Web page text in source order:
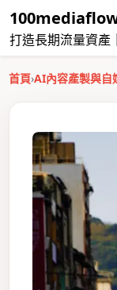
打造長期流量資產
首頁›AI內容產製與自